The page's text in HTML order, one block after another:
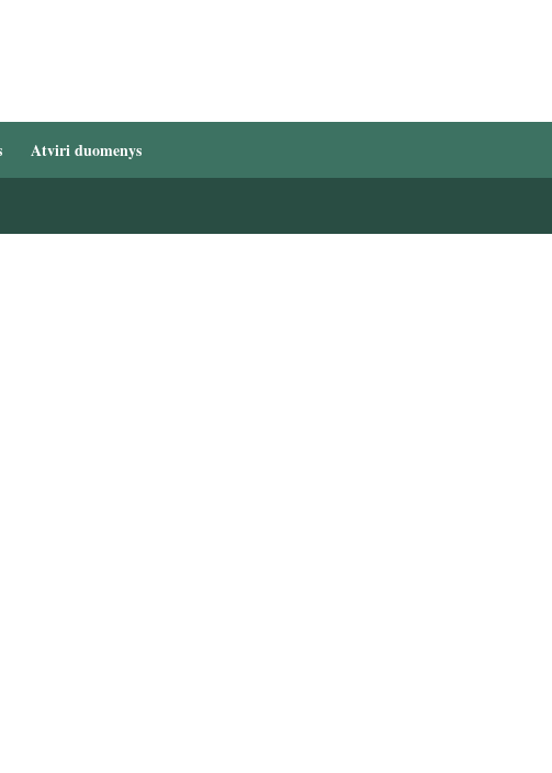
Atviri duomenys